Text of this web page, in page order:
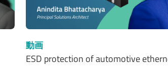
動画
ESD protection of automotive